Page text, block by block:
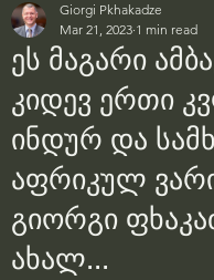
ეს მაგარი
კიდევ ერთი
ინდურ და
აფრიკულ
გიორგი
ახალ...
Giorgi Pkhakadze
Mar 21, 2023 1 min read